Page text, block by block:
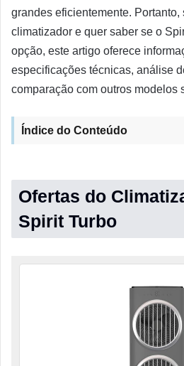
grandes eficientemente. Portanto,
climatizador e quer saber se o
opção, este artigo oferece
especificações técnicas, análise
comparação com outros modelos
Índice do Conteúdo
Ofertas do
Spirit Turbo